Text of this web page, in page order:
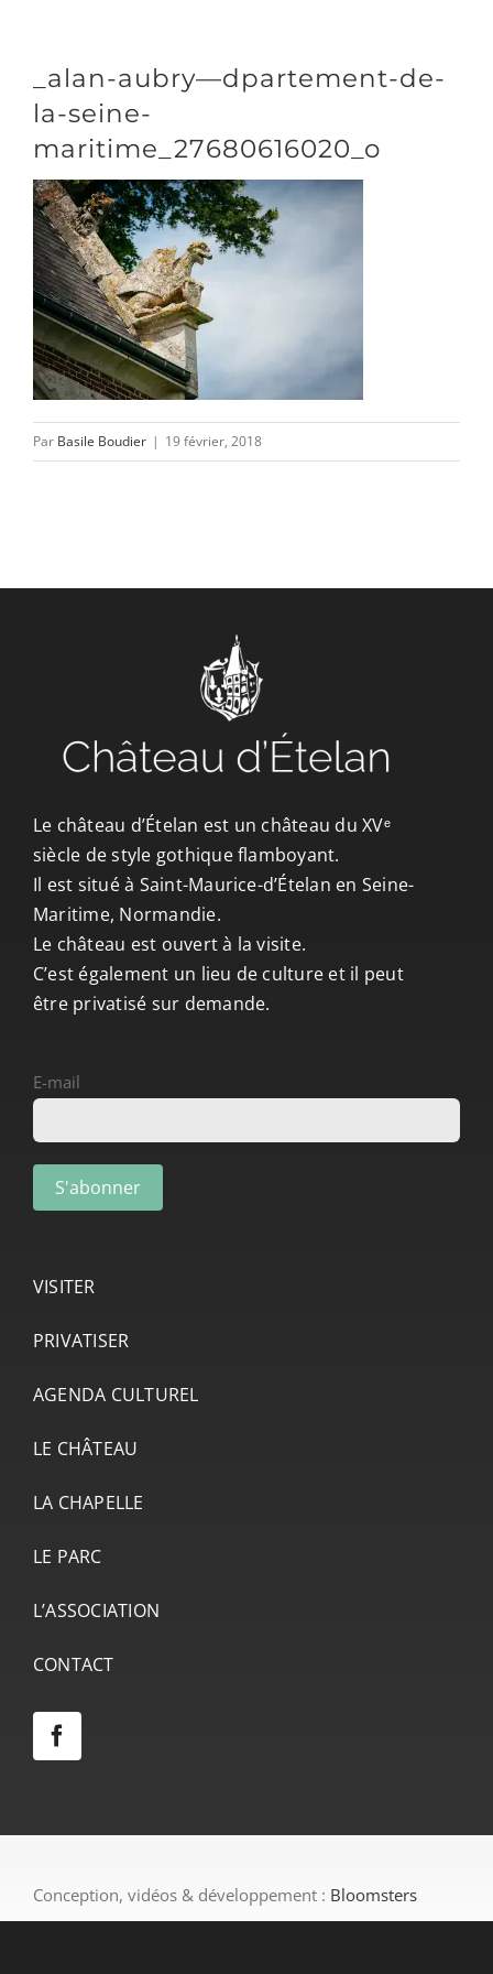
contenu
Toggle
DÉCOUVRIR
VENIR
NOUS SUIVRE
_alan-aubry—dpartement-de-
la-seine-
maritime_27680616020_o
Par Basile Boudier | 19 février, 2018
Le château d’Ételan est un château du XVᵉ
siècle de style gothique flamboyant.
Il est situé à Saint-Maurice-d’Ételan en Seine-
Maritime, Normandie.
Le château est ouvert à la visite.
C’est également un lieu de culture et il peut
être privatisé sur demande.
E-mail
VISITER
PRIVATISER
AGENDA CULTUREL
LE CHÂTEAU
LA CHAPELLE
LE PARC
L’ASSOCIATION
CONTACT
Conception, vidéos & développement : Bloomsters